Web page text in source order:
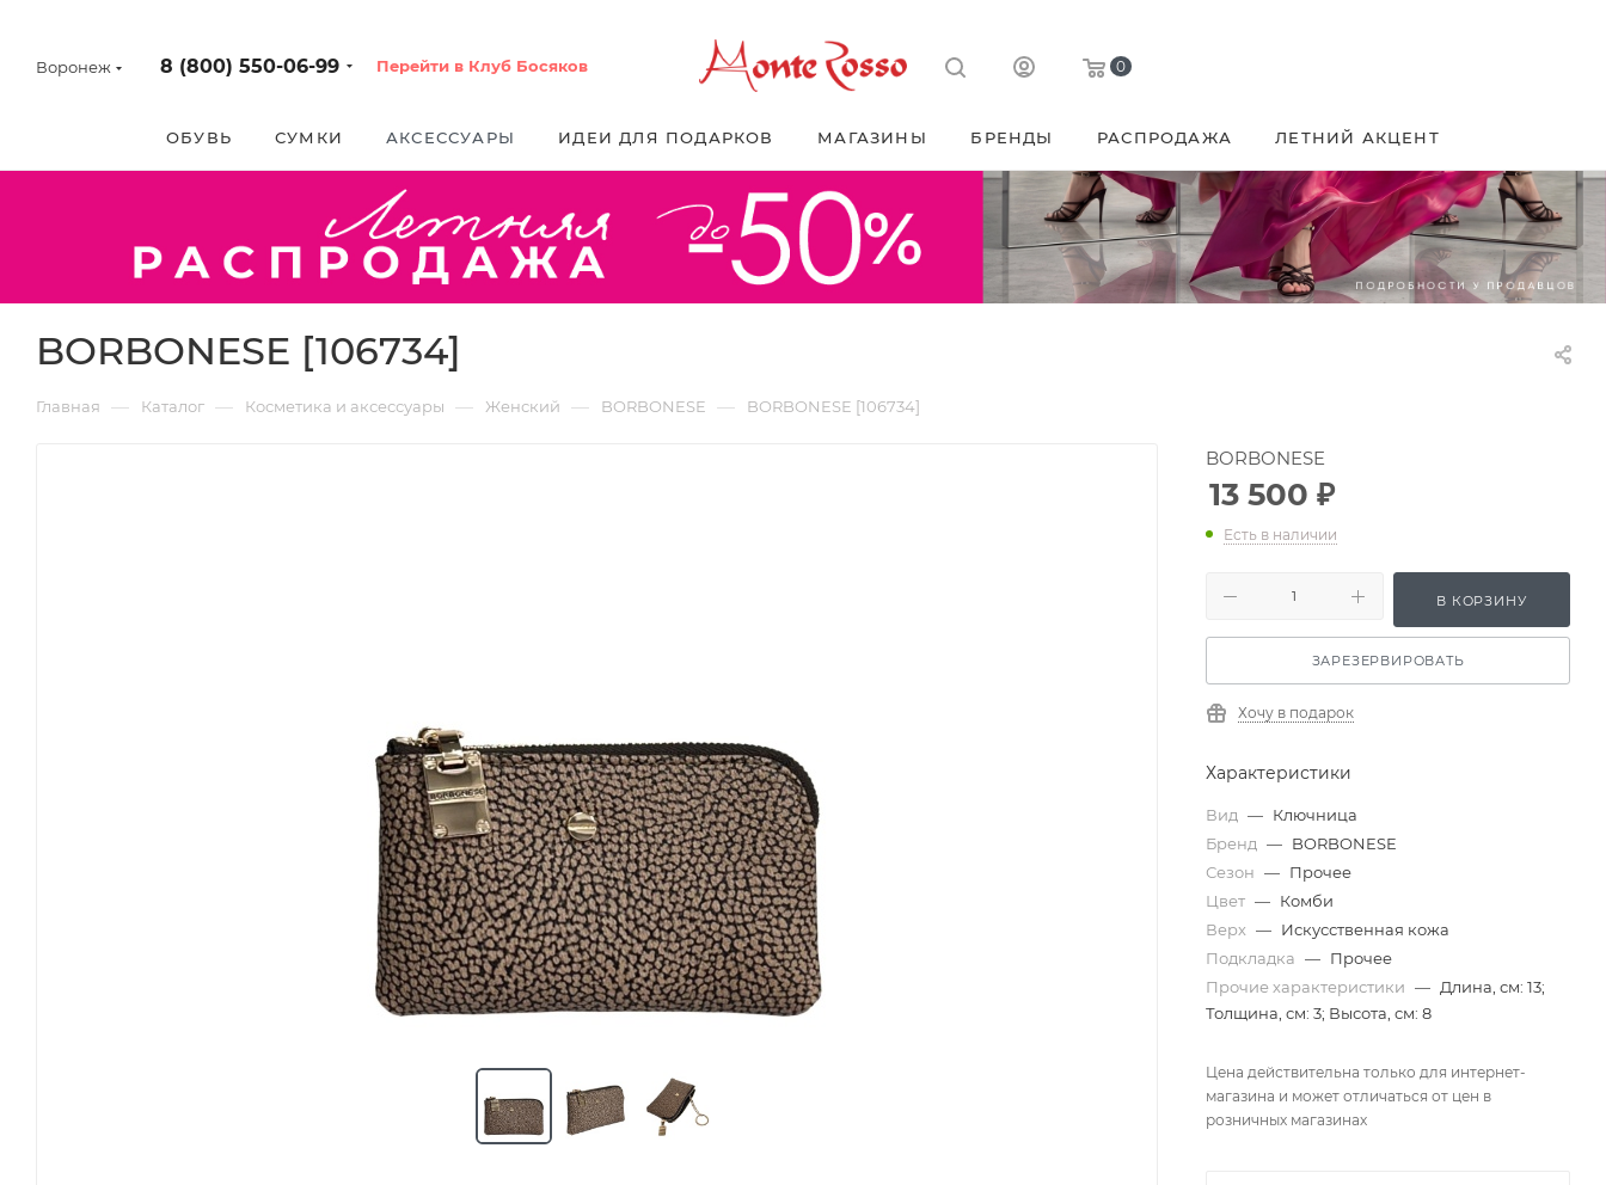
Воронеж 8 (800) 550-06-99 Перейти в Клуб Босяков 0
ОБУВЬ СУМКИ АКСЕССУАРЫ ИДЕИ ДЛЯ ПОДАРКОВ МАГАЗИНЫ БРЕНДЫ РАСПРОДАЖА ЛЕТНИЙ АКЦЕНТ
BORBONESE [106734]
Главная — Каталог — Косметика и аксессуары — Женский — BORBONESE — BORBONESE [106734]
BORBONESE
13 500 ₽
Есть в наличии
В КОРЗИНУ
ЗАРЕЗЕРВИРОВАТЬ
Хочу в подарок
Характеристики
Вид — Ключница
Бренд — BORBONESE
Сезон — Прочее
Цвет — Комби
Верх — Искусственная кожа
Подкладка — Прочее
Прочие характеристики — Длина, см: 13;
Толщина, см: 3; Высота, см: 8
Цена действительна только для интернет-
магазина и может отличаться от цен в
розничных магазинах